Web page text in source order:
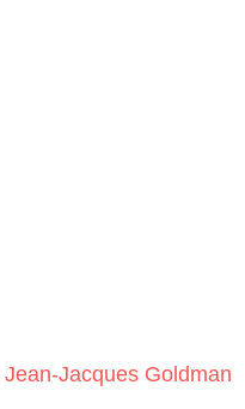
Jean-Jacques Goldman